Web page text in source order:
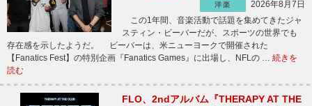
洋楽
2026年8月7日
この1年間、音楽活動で話題を集めてきたジャ
スティン・ビーバーだが、スポーツの世界でも
存在感を示したようだ。 ビーバーは、米ニューヨークで開催された
【Fanatics Fest】の特別企画『Fanatics Games』に出場し、NFLの … 続きを
読む
FLO、2ndアルバム『THERAPY AT THE